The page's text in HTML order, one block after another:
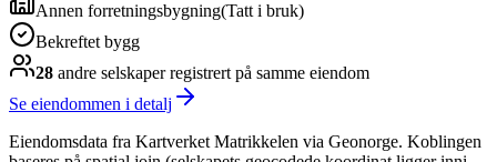
Annen forretningsbygning(Tatt i bruk)
Bekreftet bygg
28 andre selskaperregistrert på samme eiendom
Se eiendommen i detalj
Eiendomsdata fra Kartverket Matrikkelen via Geonorge. Koblingen